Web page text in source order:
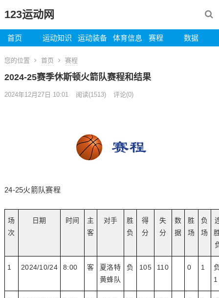
123运动网
首页 运动知识 运动装备 体育信息 赛程 数据
您的位置 首页 赛程
2024-25赛季休斯顿火箭队赛程和结果
2024年12月27日 10:01 阅读(1513) 评论(0)
24-25火箭队赛程
场
次
日期 时间
主
客
对手
胜
负
得
分
失
分
数
据
胜
场
负
场
1 2024/10/24 8:00 客
夏洛特
黄蜂队
负 105 110 0 1
1